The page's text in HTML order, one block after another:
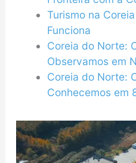
Turismo na
Funciona
Coreia do Norte:
Observamos em
Coreia do Norte:
Conhecemos em